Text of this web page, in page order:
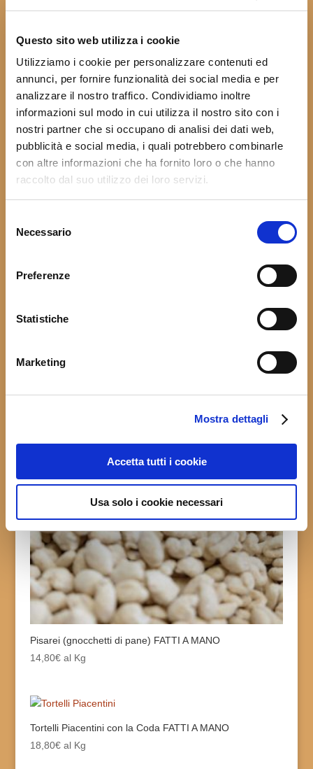
Questo sito web utilizza i cookie
Utilizziamo i cookie per personalizzare contenuti ed
annunci, per fornire funzionalità dei social media e per
analizzare il nostro traffico. Condividiamo inoltre
informazioni sul modo in cui utilizza il nostro sito con i
nostri partner che si occupano di analisi dei dati web,
pubblicità e social media, i quali potrebbero combinarle
con altre informazioni che ha fornito loro o che hanno
raccolto dal suo utilizzo dei loro servizi.
delNecessario
Preferenze
Statistiche
Marketing
Mostra dettagli
Accetta tutti i cookie
Usa solo i cookie necessari
Anolini Piacentini di Stracotto
Pisarei (gnocchetti di pane) FATTI A MANO
14,80€ al Kg
Tortelli Piacentini con la Coda FATTI A MANO
18,80€ al Kg